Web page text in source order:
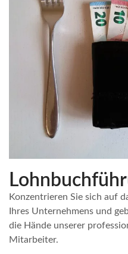
Konzentrieren Sie sich auf
Ihres Unternehmens und
die Hände unserer
Mitarbeiter.